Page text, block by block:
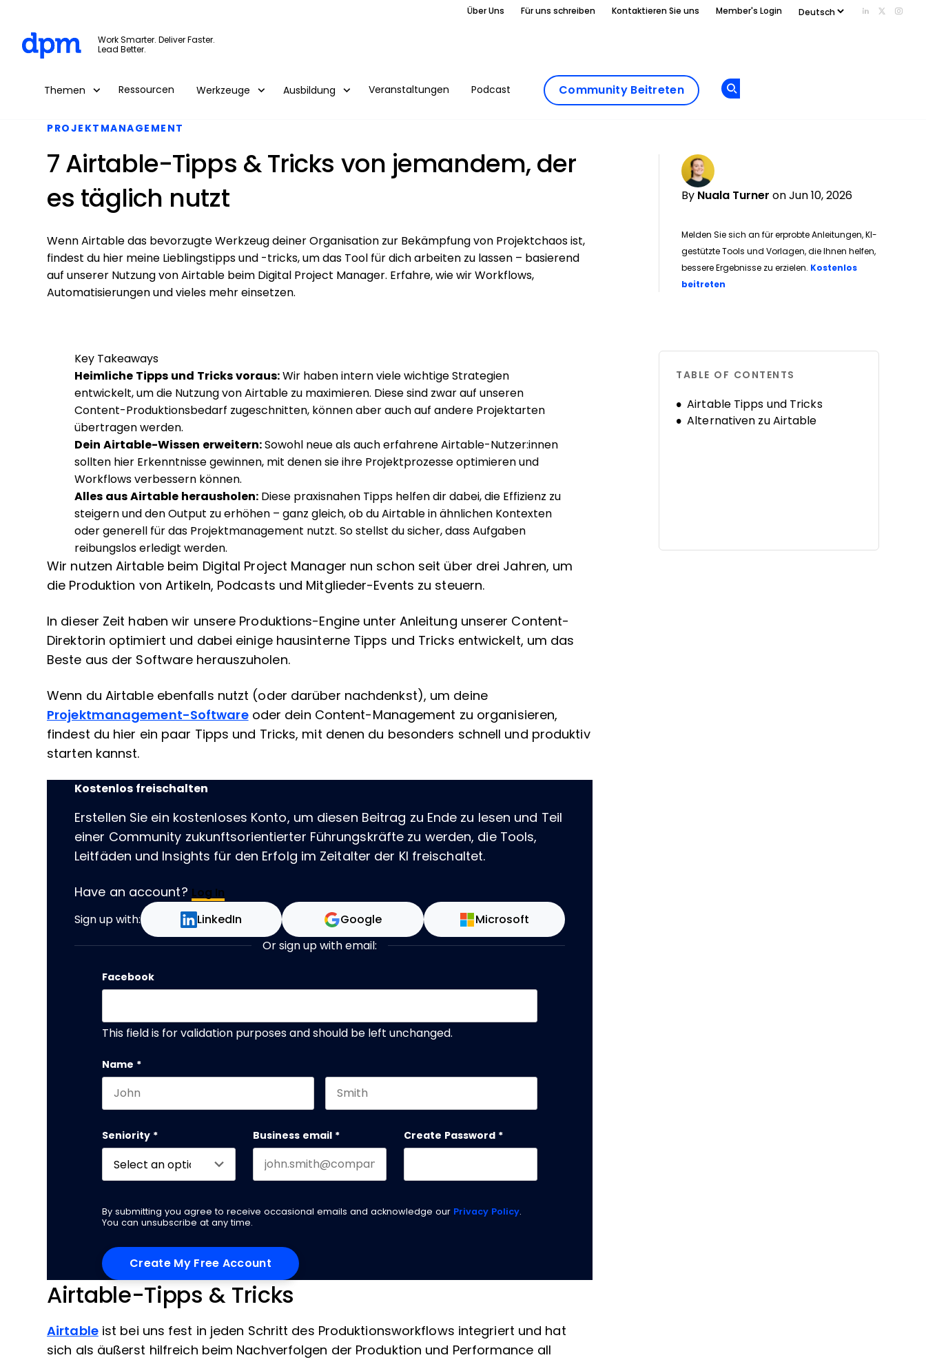
Skip to main content
Über Uns Für uns schreiben Kontaktieren Sie uns Member's Login Add us on
Follow
Work Smarter. Deliver Faster.
Lead Better.
Themen Ressourcen Werkzeuge Ausbildung Veranstaltungen Podcast Community Beitreten
PROJEKTMANAGEMENT
7 Airtable-Tipps & Tricks von jemandem, der
es täglich nutzt
By Nuala Turner on Jun 10, 2026
Melden Sie sich an für erprobte Anleitungen, KI-
gestützte Tools und Vorlagen, die Ihnen helfen,
bessere Ergebnisse zu erzielen. Kostenlos
beitreten
Wenn Airtable das bevorzugte Werkzeug deiner Organisation zur Bekämpfung von Projektchaos ist,
findest du hier meine Lieblingstipps und -tricks, um das Tool für dich arbeiten zu lassen – basierend
auf unserer Nutzung von Airtable beim Digital Project Manager. Erfahre, wie wir Workflows,
Automatisierungen und vieles mehr einsetzen.
Key Takeaways
Heimliche Tipps und Tricks voraus: Wir haben intern viele wichtige Strategien
entwickelt, um die Nutzung von Airtable zu maximieren. Diese sind zwar auf unseren
Content-Produktionsbedarf zugeschnitten, können aber auch auf andere Projektarten
übertragen werden.
Dein Airtable-Wissen erweitern: Sowohl neue als auch erfahrene Airtable-Nutzer:innen
sollten hier Erkenntnisse gewinnen, mit denen sie ihre Projektprozesse optimieren und
Workflows verbessern können.
Alles aus Airtable herausholen: Diese praxisnahen Tipps helfen dir dabei, die Effizienz zu
steigern und den Output zu erhöhen – ganz gleich, ob du Airtable in ähnlichen Kontexten
oder generell für das Projektmanagement nutzt. So stellst du sicher, dass Aufgaben
reibungslos erledigt werden.
Wir nutzen Airtable beim Digital Project Manager nun schon seit über drei Jahren, um
die Produktion von Artikeln, Podcasts und Mitglieder-Events zu steuern.
In dieser Zeit haben wir unsere Produktions-Engine unter Anleitung unserer Content-
Direktorin optimiert und dabei einige hausinterne Tipps und Tricks entwickelt, um das
Beste aus der Software herauszuholen.
Wenn du Airtable ebenfalls nutzt (oder darüber nachdenkst), um deine
Projektmanagement-Softwareoder dein Content-Management zu organisieren,
findest du hier ein paar Tipps und Tricks, mit denen du besonders schnell und produktiv
starten kannst.
Kostenlos freischalten
Erstellen Sie ein kostenloses Konto, um diesen Beitrag zu Ende zu lesen und Teil
einer Community zukunftsorientierter Führungskräfte zu werden, die Tools,
Leitfäden und Insights für den Erfolg im Zeitalter der KI freischaltet.
Have an account? Log In
Sign up with: LinkedIn Google Microsoft
Or sign up with email:
Facebook
This field is for validation purposes and should be left unchanged.
Name *
Seniority * Business email * Create Password *
By submitting you agree to receive occasional emails and acknowledge our Privacy Policy.
You can unsubscribe at any time.
Airtable-Tipps & Tricks
Airtableist bei uns fest in jeden Schritt des Produktionsworkflows integriert und hat
sich als äußerst hilfreich beim Nachverfolgen der Produktion und Performance all
TABLE OF CONTENTS
Airtable Tipps und Tricks
Alternativen zu Airtable